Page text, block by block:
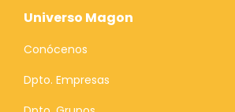
Universo Magon
Conócenos
Dpto. Empresas